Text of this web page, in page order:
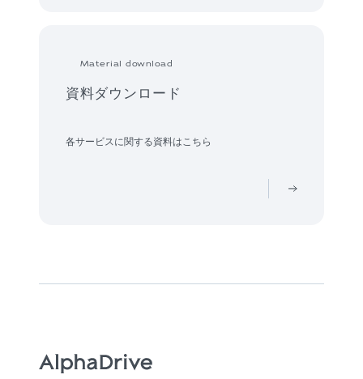
Material download
資料ダウンロード
各サービスに関する資料はこちら